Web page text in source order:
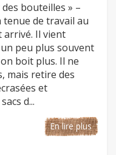
bouteilles » –
de travail au
arrivé. Il vient
peu plus souvent
boit plus. Il ne
mais retire des
et
d...
En lire plus